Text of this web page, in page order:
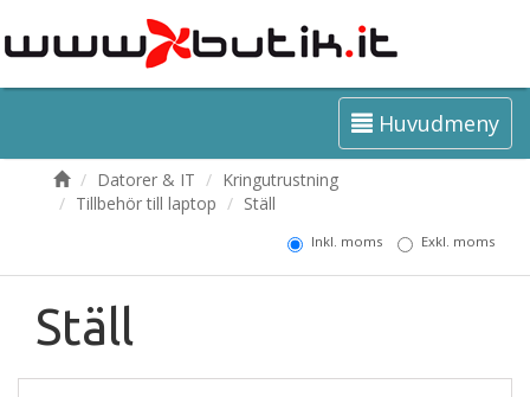
Huvudmeny
Datorer & IT
Kringutrustning
Tillbehör till laptop
Ställ
Inkl. moms Exkl. moms
Ställ